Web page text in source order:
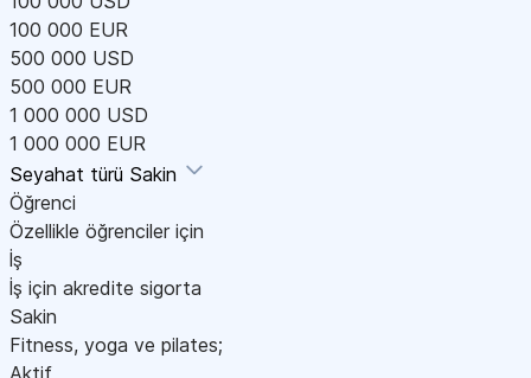
100 000 EUR
500 000 USD
500 000 EUR
1 000 000 USD
1 000 000 EUR
Seyahat türü Sakin
Öğrenci
Özellikle öğrenciler için
İş
İş için akredite sigorta
Sakin
Fitness, yoga ve pilates;